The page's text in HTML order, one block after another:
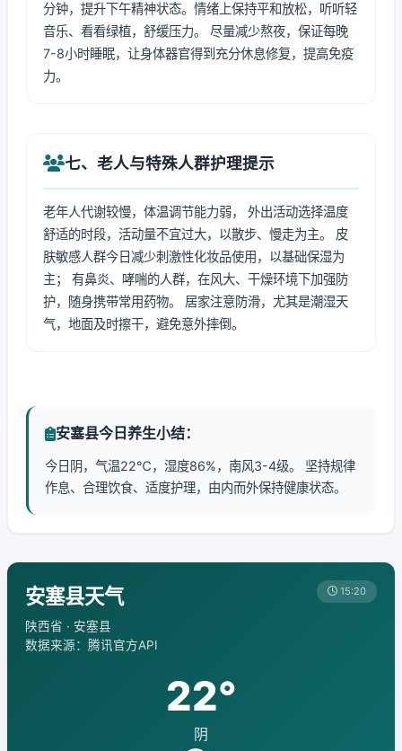
分钟，提升下午精神状态。情绪上保持平和放松，听听轻
音乐、看看绿植，舒缓压力。 尽量减少熬夜，保证每晚
7-8小时睡眠，让身体器官得到充分休息修复，提高免疫
力。
七、老人与特殊人群护理提示
老年人代谢较慢，体温调节能力弱， 外出活动选择温度
舒适的时段，活动量不宜过大，以散步、慢走为主。 皮
肤敏感人群今日减少刺激性化妆品使用，以基础保湿为
主； 有鼻炎、哮喘的人群，在风大、干燥环境下加强防
护，随身携带常用药物。 居家注意防滑，尤其是潮湿天
气，地面及时擦干，避免意外摔倒。
安塞县今日养生小结：
今日阴，气温22℃，湿度86%，南风3-4级。 坚持规律
作息、合理饮食、适度护理，由内而外保持健康状态。
安塞县天气
陕西省 · 安塞县
数据来源：腾讯官方API
15:20
22°
阴